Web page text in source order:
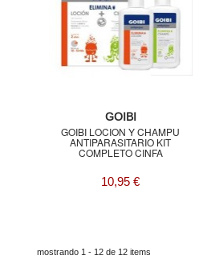
GOIBI
GOIBI LOCION Y CHAMPU
ANTIPARASITARIO KIT
COMPLETO CINFA
10,95 €
mostrando 1 - 12 de 12 items